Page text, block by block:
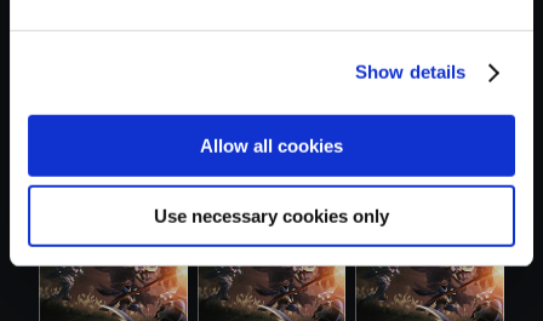
Show details
Allow all cookies
Use necessary cookies only
【単曲】モンスタ
ーハンターラ...